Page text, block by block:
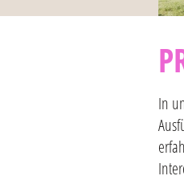
In